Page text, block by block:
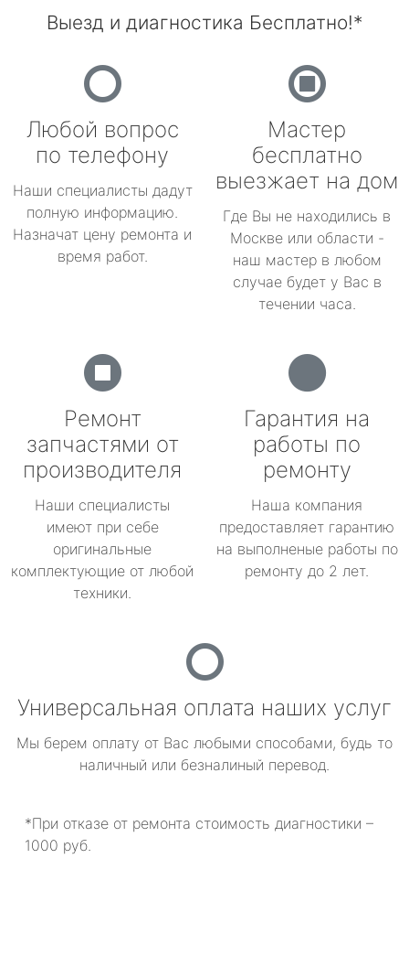
Выезд и диагностика Бесплатно!*
Любой вопрос
по телефону
Наши специалисты дадут
полную информацию.
Назначат цену ремонта и
время работ.
Мастер
бесплатно
выезжает на дом
Где Вы не находились в
Москве или области -
наш мастер в любом
случае будет у Вас в
течении часа.
Ремонт
запчастями от
производителя
Наши специалисты
имеют при себе
оригинальные
комплектующие от любой
техники.
Гарантия на
работы по
ремонту
Наша компания
предоставляет гарантию
на выполненые работы по
ремонту до 2 лет.
Универсальная оплата наших услуг
Мы берем оплату от Вас любыми способами, будь то
наличный или безналиный перевод.
*При отказе от ремонта стоимость диагностики –
1000 руб.